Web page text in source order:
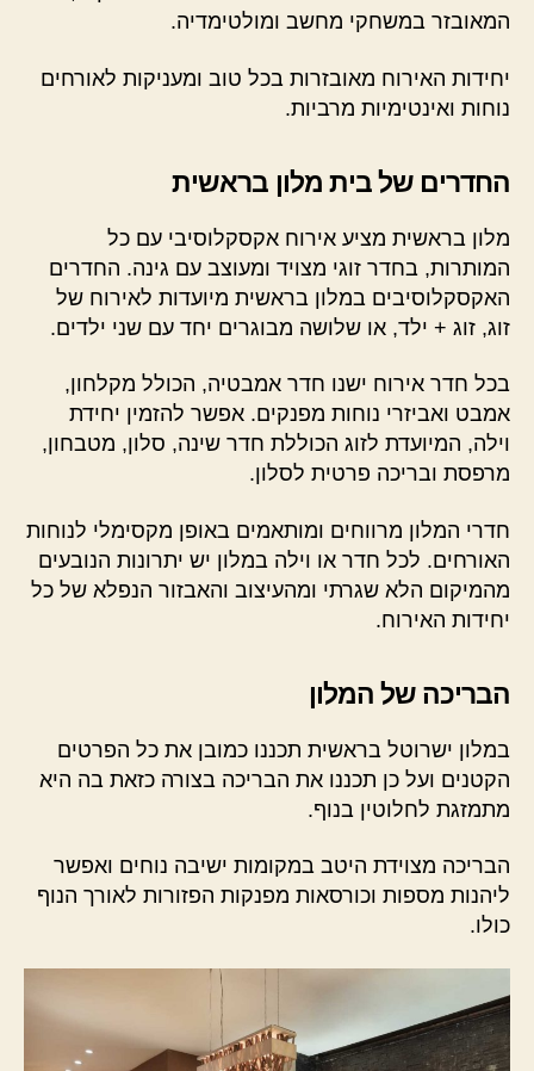
המאובזר במשחקי מחשב ומולטימדיה.
יחידות האירוח מאובזרות בכל טוב ומעניקות לאורחים
נוחות ואינטימיות מרביות.
החדרים של בית מלון בראשית
מלון בראשית מציע אירוח אקסקלוסיבי עם כל
המותרות, בחדר זוגי מצויד ומעוצב עם גינה. החדרים
האקסקלוסיבים במלון בראשית מיועדות לאירוח של
זוג, זוג + ילד, או שלושה מבוגרים יחד עם שני ילדים.
בכל חדר אירוח ישנו חדר אמבטיה, הכולל מקלחון,
אמבט ואביזרי נוחות מפנקים. אפשר להזמין יחידת
וילה, המיועדת לזוג הכוללת חדר שינה, סלון, מטבחון,
מרפסת ובריכה פרטית לסלון.
חדרי המלון מרווחים ומותאמים באופן מקסימלי לנוחות
האורחים. לכל חדר או וילה במלון יש יתרונות הנובעים
מהמיקום הלא שגרתי ומהעיצוב והאבזור הנפלא של כל
יחידות האירוח.
הבריכה של המלון
במלון ישרוטל בראשית תכננו כמובן את כל הפרטים
הקטנים ועל כן תכננו את הבריכה בצורה כזאת בה היא
מתמזגת לחלוטין בנוף.
הבריכה מצוידת היטב במקומות ישיבה נוחים ואפשר
ליהנות מספות וכורסאות מפנקות הפזורות לאורך הנוף
כולו.